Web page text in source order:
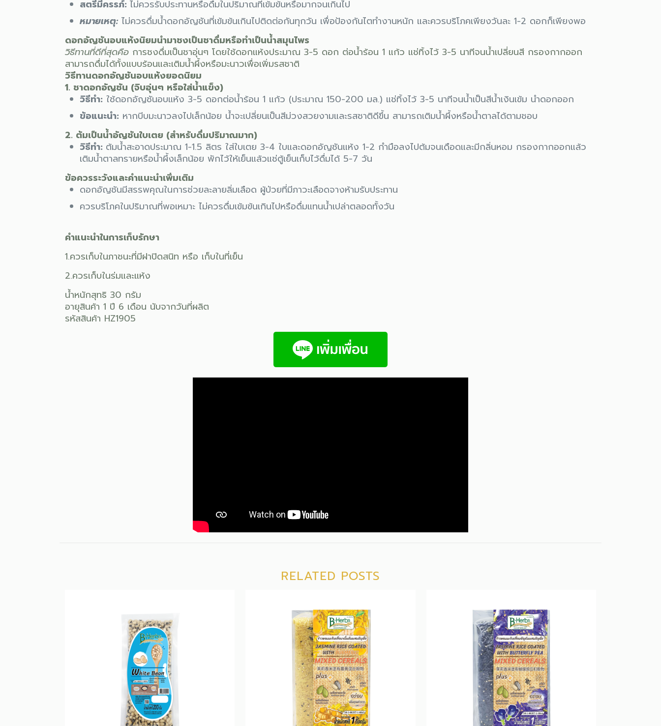
สตรีมีครรภ์: ไม่ควรรับประทานหรือดื่มในปริมาณที่เข้มข้นหรือมากจนเกินไป
หมายเหตุ:ไม่ควรดื่มน้ำดอกอัญชันที่เข้มข้นเกินไปติดต่อกันทุกวัน เพื่อป้องกันไตทำงานหนัก และควรบริโภคเพียงวันละ 1-2 ดอกก็เพียงพอ
ดอกอัญชันอบแห้งนิยมนำมาชงเป็นชาดื่มหรือทำเป็นน้ำสมุนไพร
วิธีทานที่ดีที่สุดคือ การชงดื่มเป็นชาอุ่นๆ โดยใช้ดอกแห้งประมาณ 3-5 ดอก ต่อน้ำร้อน 1 แก้ว แช่ทิ้งไว้ 3-5 นาทีจนน้ำเปลี่ยนสี กรองกากออก
สามารถดื่มได้ทั้งแบบร้อนและเติมน้ำผึ้งหรือมะนาวเพื่อเพิ่มรสชาติ
วิธีทานดอกอัญชันอบแห้งยอดนิยม
1. ชาดอกอัญชัน (จิบอุ่นๆ หรือใส่น้ำแข็ง)
วิธีทำ: ใช้ดอกอัญชันอบแห้ง 3-5 ดอกต่อน้ำร้อน 1 แก้ว (ประมาณ 150-200 มล.) แช่ทิ้งไว้ 3-5 นาทีจนน้ำเป็นสีน้ำเงินเข้ม นำดอกออก
ข้อแนะนำ: หากบีบมะนาวลงไปเล็กน้อย น้ำจะเปลี่ยนเป็นสีม่วงสวยงามและรสชาติดีขึ้น สามารถเติมน้ำผึ้งหรือน้ำตาลได้ตามชอบ
2. ต้มเป็นน้ำอัญชันใบเตย (สำหรับดื่มปริมาณมาก)
วิธีทำ: ต้มน้ำสะอาดประมาณ 1-1.5 ลิตร ใส่ใบเตย 3-4 ใบและดอกอัญชันแห้ง 1-2 กำมือลงไปต้มจนเดือดและมีกลิ่นหอม กรองกากออกแล้ว
เติมน้ำตาลทรายหรือน้ำผึ้งเล็กน้อย พักไว้ให้เย็นแล้วแช่ตู้เย็นเก็บไว้ดื่มได้ 5-7 วัน
ข้อควรระวังและคำแนะนำเพิ่มเติม
ดอกอัญชันมีสรรพคุณในการช่วยละลายลิ่มเลือด ผู้ป่วยที่มีภาวะเลือดจางห้ามรับประทาน
ควรบริโภคในปริมาณที่พอเหมาะ ไม่ควรดื่มเข้มข้นเกินไปหรือดื่มแทนน้ำเปล่าตลอดทั้งวัน
คำแนะนำในการเก็บรักษา
1.ควรเก็บในภาชนะที่มีฝาปิดสนิท หรือ เก็บในที่เย็น
2.ควรเก็บในร่มและแห้ง
น้ำหนักสุทธิ 30 กรัม
อายุสินค้า 1 ปี 6 เดือน นับจากวันที่ผลิต
รหัสสินค้า HZ1905
RELATED POSTS